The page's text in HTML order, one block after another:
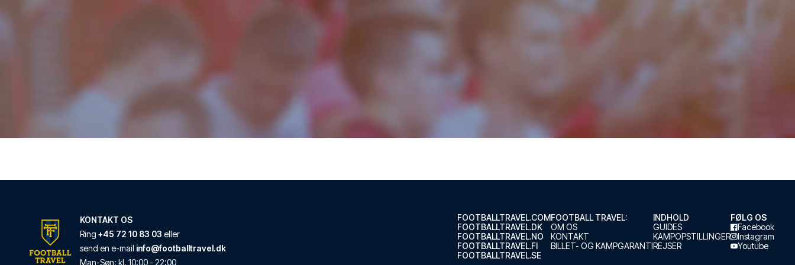
Med et ophold ved Travelodge L...
Virgin Hotels London-Shoreditch
KONTAKT OS
Ring +45 72 10 83 03 eller
send en e-mail info@footballtravel.dk
Man-Søn: kl. 10:00 - 22:00
FOOTBALLTRAVEL.COM
FOOTBALLTRAVEL.DK
FOOTBALLTRAVEL.NO
FOOTBALLTRAVEL.FI
FOOTBALLTRAVEL.SE
FOOTBALL TRAVEL:
OM OS
KONTAKT
BILLET- OG KAMPGARANTI
INDHOLD
GUIDES
KAMPOPSTILLINGER
REJSER
FØLG OS
Facebook
Instagram
Youtube